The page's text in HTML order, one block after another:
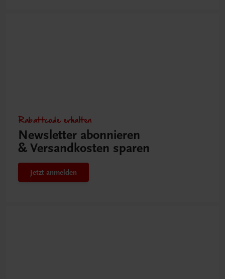
Rabattcode erhalten
Newsletter abonnieren
& Versandkosten sparen
Jetzt anmelden